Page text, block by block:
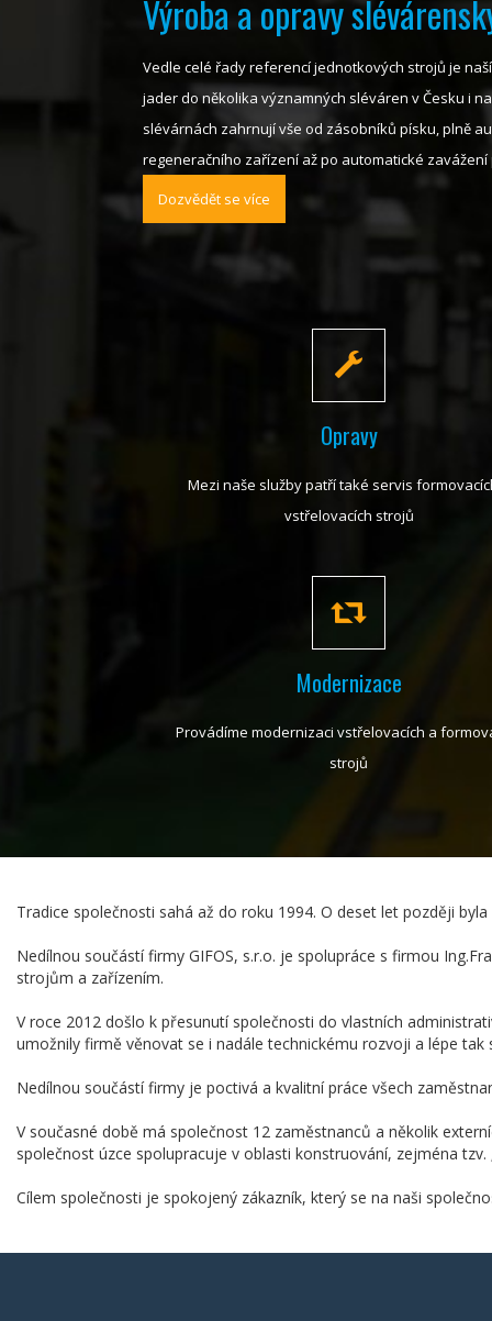
Výroba a opravy
Vedle celé řady referencí jednotkových strojů je
jader do několika významných sléváren v Česku i
slévárnách zahrnují vše od zásobníků písku, plně
regeneračního zařízení až po automatické
Dozvědět se více
Opravy
Mezi naše služby patří také servis
vstřelovacích strojů
Modernizace
Provádíme modernizaci vstřelovacích a
strojů
Tradice společnosti sahá až do roku 1994. O deset let později
Nedílnou součástí firmy GIFOS, s.r.o. je spolupráce s firmou
strojům a zařízením.
V roce 2012 došlo k přesunutí společnosti do vlastních
umožnily firmě věnovat se i nadále technickému rozvoji a lépe
Nedílnou součástí firmy je poctivá a kvalitní práce všech
V současné době má společnost 12 zaměstnanců a několik
společnost úzce spolupracuje v oblasti konstruování, zejména
Cílem společnosti je spokojený zákazník, který se na naši